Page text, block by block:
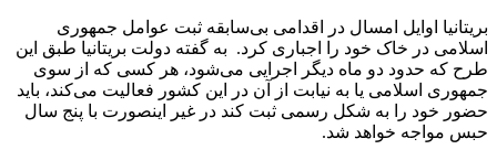
بریتانیا اوایل امسال در اقدامی بی‌سابقه ثبت عوامل جمهوری
اسلامی در خاک خود را اجباری کرد. به گفته دولت بریتانیا طبق این
طرح که حدود دو ماه دیگر اجرایی می‌شود، هر کسی که از سوی
جمهوری اسلامی یا به نیابت از آن در این کشور فعالیت می‌کند، باید
حضور خود را به شکل رسمی ثبت کند در غیر اینصورت با پنج سال
حبس مواجه خواهد شد.